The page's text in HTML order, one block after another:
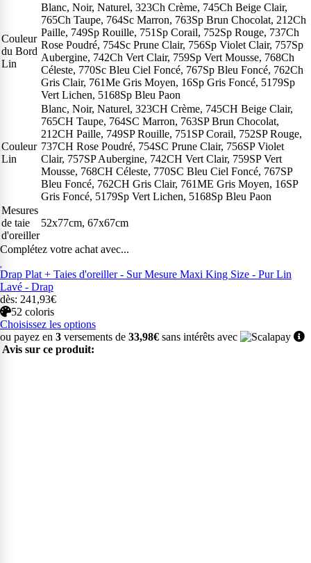
Couleur
du Bord
Lin
Blanc, Noir, Naturel, 323Ch Crème, 745Ch Beige Clair,
765Ch Taupe, 764Sc Marron, 763Sp Brun Chocolat, 212Ch
Paille, 749Sp Rouille, 751Sp Corail, 752Sp Rouge, 737Ch
Rose Poudré, 754Sc Prune Clair, 756Sp Violet Clair, 757Sp
Aubergine, 742Ch Vert Clair, 759Sp Vert Mousse, 768Ch
Céleste, 770Sc Bleu Ciel Foncé, 767Sp Bleu Foncé, 762Ch
Gris Clair, 761Me Gris Moyen, 16Sp Gris Foncé, 5179Sp
Vert Lichen, 5168Sp Bleu Paon
Couleur
Lin
Blanc, Noir, Naturel, 323CH Crème, 745CH Beige Clair,
765CH Taupe, 764SC Marron, 763SP Brun Chocolat,
212CH Paille, 749SP Rouille, 751SP Corail, 752SP Rouge,
737CH Rose Poudré, 754SC Prune Clair, 756SP Violet
Clair, 757SP Aubergine, 742CH Vert Clair, 759SP Vert
Mousse, 768CH Céleste, 770SC Bleu Ciel Foncé, 767SP
Bleu Foncé, 762CH Gris Clair, 761ME Gris Moyen, 16SP
Gris Foncé, 5179Sp Vert Lichen, 5168Sp Bleu Paon
Mesures
de taie
d'oreiller
52x77cm, 67x67cm
Complétez votre achat avec...
Drap Plat + Taies d'oreiller - Sur Mesure Maxi King Size - Pur Lin
Lavé - Drap
dès: 241,93€
52 coloris
Choisissez les options
ou payez en 3 versements de 33,98€ sans intérêts avec
Avis sur ce produit: